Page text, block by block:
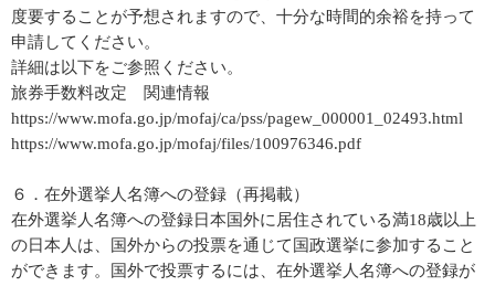
度要することが予想されますので、十分な時間的余裕を持って
申請してください。
詳細は以下をご参照ください。
旅券手数料改定 関連情報
https://www.mofa.go.jp/mofaj/ca/pss/pagew_000001_02493.html
https://www.mofa.go.jp/mofaj/files/100976346.pdf
６．在外選挙人名簿への登録（再掲載）
在外選挙人名簿への登録日本国外に居住されている満18歳以上
の日本人は、国外からの投票を通じて国政選挙に参加すること
ができます。国外で投票するには、在外選挙人名簿への登録が